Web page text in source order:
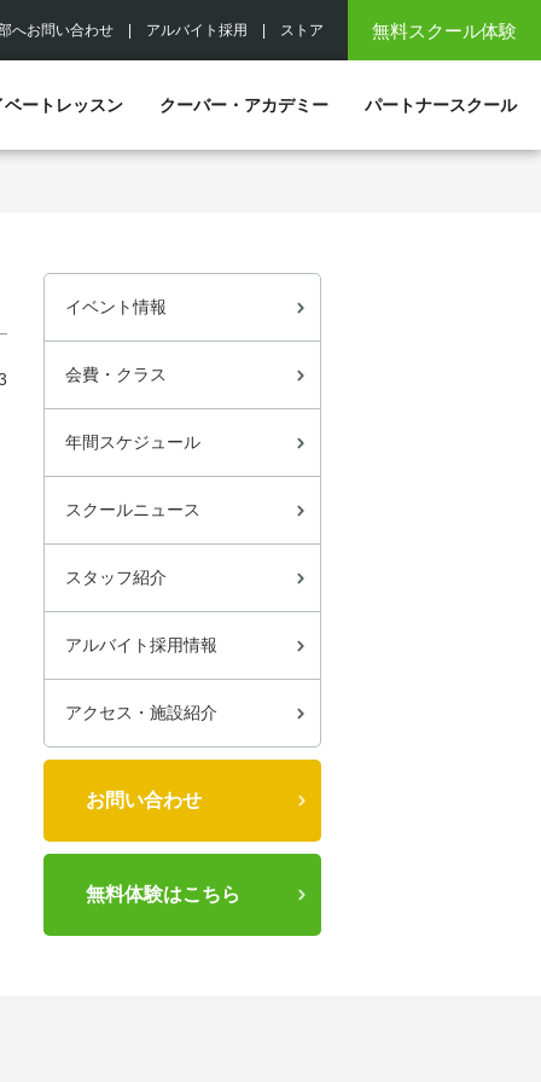
無料スクール体験
へお問い合わせ アルバイト採用 ストア
ベートレッスン クーバー・アカデミー パートナースクール
イベント情報
会費・クラス
年間スケジュール
スクールニュース
スタッフ紹介
アルバイト採用情報
アクセス・施設紹介
お問い合わせ
無料体験はこちら